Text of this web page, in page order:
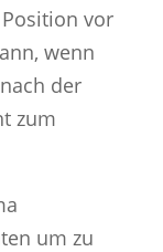
vor
wenn
der
zum
um zu